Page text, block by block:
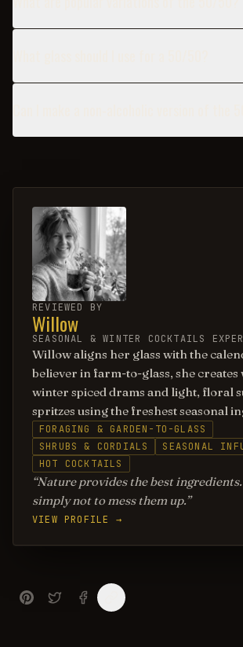
REVIEWED BY
Willow
SEASONAL & WINTER COCKTAILS
Willow aligns her glass with the
believer in farm-to-glass, she
winter spiced drams and light, floral
spritzes using the freshest seasonal
FORAGING & GARDEN-TO-GLASS
SHRUBS & CORDIALS
SEASONAL
HOT COCKTAILS
Nature provides the best
simply not to mess them up.
VIEW PROFILE →